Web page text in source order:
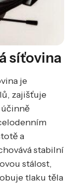
síťovina
je
zajišťuje
a
stabilní
stálost,
tlaku těla